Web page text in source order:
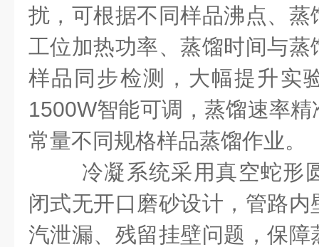
扰，可根据不同样品沸点、
工位加热功率、蒸馏时间与
样品同步检测，大幅提升实
1500W智能可调，蒸馏速率
常量不同规格样品蒸馏作业。
冷凝系统采用真空蛇形
闭式无开口磨砂设计，管路
汽泄漏、残留挂壁问题，保